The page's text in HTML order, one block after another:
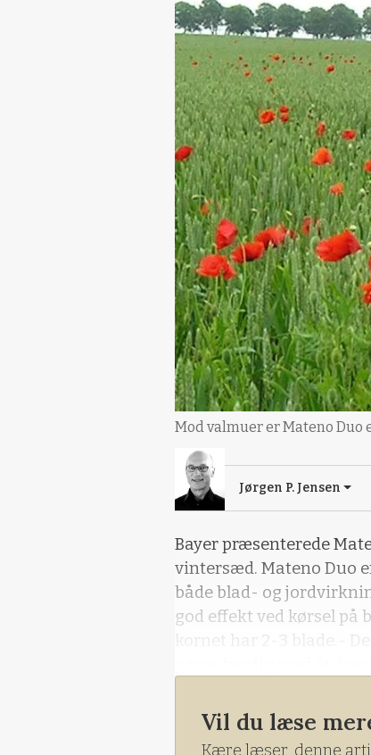
Mod valmuer er Mateno
Jørgen P. Jensen
Bayer præsenterede
vintersæd. Mateno Duo
både blad- og
god effekt ved kørsel på
kornet har 2-3 blade.-
eller ej, påpegede
alene og erstatte altså
høj effekt på
Vil du læse
Kære læser, denne